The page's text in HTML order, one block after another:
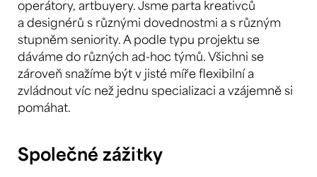
operátory, artbuyery. Jsme parta kreativců
a designérů s různými dovednostmi a s různým
stupněm seniority. A podle typu projektu se
dáváme do různých ad-hoc týmů. Všichni se
zároveň snažíme být v jisté míře flexibilní a
zvládnout víc než jednu specializaci a vzájemně si
pomáhat.
Společné zážitky